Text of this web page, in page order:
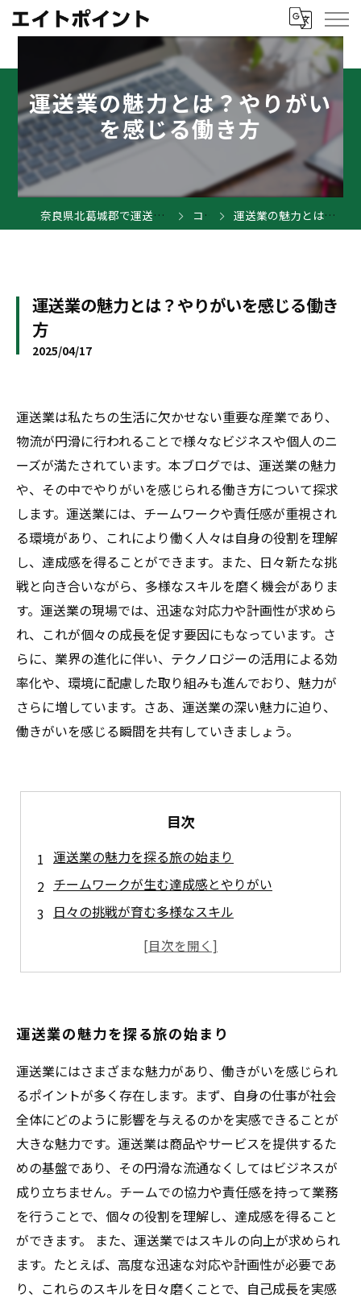
運送業の魅力とは？やりがい
を感じる働き方
奈良県北葛城郡で運送業の求人ならエイトポイント コラム 運送業の魅力とは？やりがいを感じる働き方
運送業の魅力とは？やりがいを感じる働き
方
2025/04/17
運送業は私たちの生活に欠かせない重要な産業であり、
物流が円滑に行われることで様々なビジネスや個人のニ
ーズが満たされています。本ブログでは、運送業の魅力
や、その中でやりがいを感じられる働き方について探求
します。運送業には、チームワークや責任感が重視され
る環境があり、これにより働く人々は自身の役割を理解
し、達成感を得ることができます。また、日々新たな挑
戦と向き合いながら、多様なスキルを磨く機会がありま
す。運送業の現場では、迅速な対応力や計画性が求めら
れ、これが個々の成長を促す要因にもなっています。さ
らに、業界の進化に伴い、テクノロジーの活用による効
率化や、環境に配慮した取り組みも進んでおり、魅力が
さらに増しています。さあ、運送業の深い魅力に迫り、
働きがいを感じる瞬間を共有していきましょう。
目次
運送業の魅力を探る旅の始まり
チームワークが生む達成感とやりがい
日々の挑戦が育む多様なスキル
テクノロジーが変える運送業の未来
運送業の魅力を探る旅の始まり
運送業にはさまざまな魅力があり、働きがいを感じられ
るポイントが多く存在します。まず、自身の仕事が社会
全体にどのように影響を与えるのかを実感できることが
大きな魅力です。運送業は商品やサービスを提供するた
めの基盤であり、その円滑な流通なくしてはビジネスが
成り立ちません。チームでの協力や責任感を持って業務
を行うことで、個々の役割を理解し、達成感を得ること
ができます。 また、運送業ではスキルの向上が求められ
ます。たとえば、高度な迅速な対応や計画性が必要であ
り、これらのスキルを日々磨くことで、自己成長を実感